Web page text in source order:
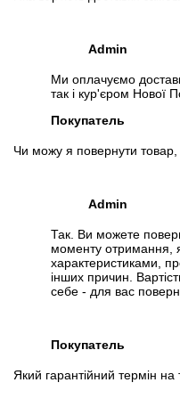
Объем:8 GB (2x 4 GB)
Состояние:б/у (класс А:
на корпусе могут быть
2. Процессор
3. Оперативная память
4. Кулер (BOX)
5. Задняя заглушка
Возможна модификация:
1.Увеличение объёма RAM ;
Admin
Ми оплачуємо
так і кур'єром Нової
Покупатель
Чи можу я повернути товар,
Admin
Так. Ви можете
моменту отримання,
характеристиками,
інших причин.
себе - для вас
Покупатель
Який гарантійний термін на